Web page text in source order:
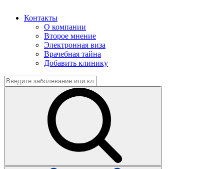
Контакты
О компании
Второе мнение
Электронная виза
Врачебная тайна
Добавить клинику